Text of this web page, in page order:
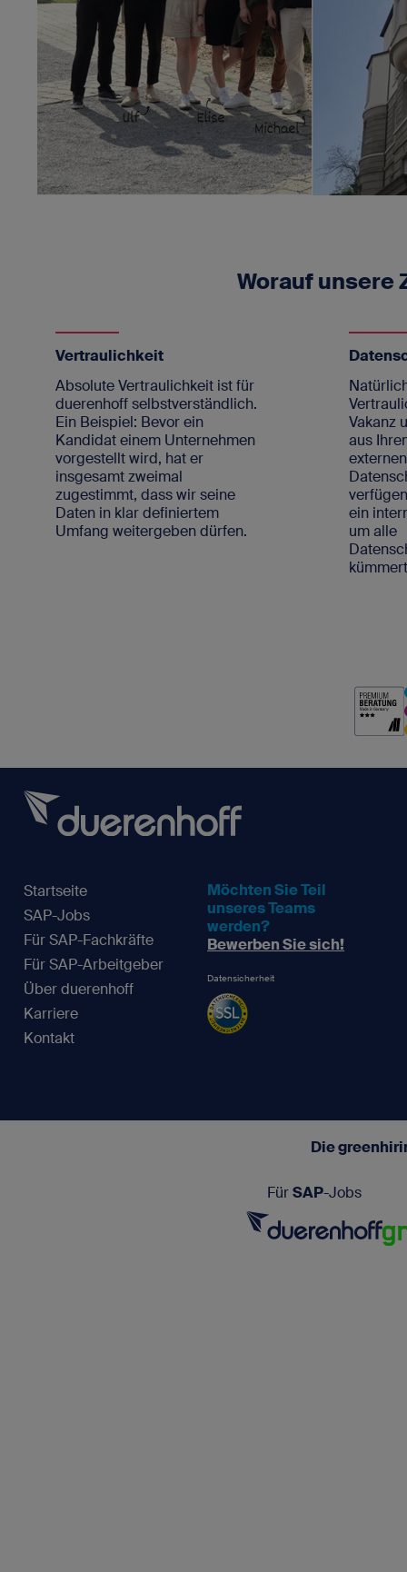
Worauf unsere
Vertraulichkeit
Absolute Vertraulichkeit ist für
duerenhoff selbstverständlich.
Ein Beispiel: Bevor ein
Kandidat einem Unternehmen
vorgestellt wird, hat er
insgesamt zweimal
zugestimmt, dass wir seine
Daten in klar definiertem
Umfang weitergeben dürfen.
Vakanz
aus
externen
ein
um alle
Startseite
SAP-Jobs
Für SAP-Fachkräfte
Für SAP-Arbeitgeber
Über duerenhoff
Karriere
Kontakt
Möchten Sie Teil
unseres Teams
werden?
Bewerben Sie sich!
Datensicherheit
Die
FürSAP-Jobs